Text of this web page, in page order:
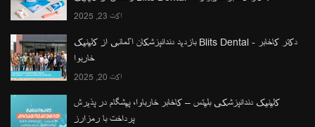
اکت 23, 2025
بازدید دندانپزشکان آلمانی از کلینیک Blits Dental - دکتر کاخابر
خاربوا
اکت 20, 2025
کلینیک دندانپزشکی بلیتس – کاخابر خارباوا، پیشگام در پذیرش
پرداخت با رمزارز